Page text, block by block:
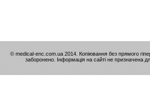
© medical-enc.com.ua 2014. Копіювання без прямого
заборонено. Інформація на сайті не призначена